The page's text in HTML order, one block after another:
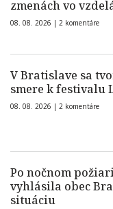
zmenách vo
08. 08. 2026 | 2 komentáre
V Bratislave sa
smere k festivalu
08. 08. 2026 | 2 komentáre
Po nočnom
vyhlásila obec
situáciu